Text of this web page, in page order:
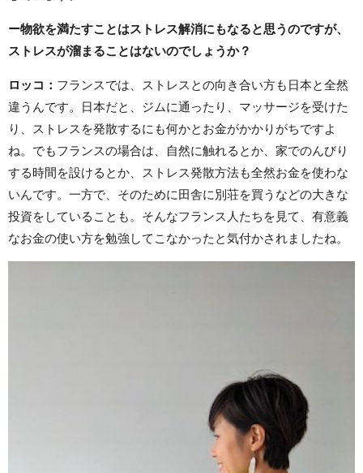
ー物欲を満たすことはストレス解消にもなると思うのですが、
ストレスが溜まることはないのでしょうか？
ロッコ ： フランスでは、ストレスとの向き合い方も日本と全然
違うんです。日本だと、ジムに通ったり、マッサージを受けた
り、ストレスを発散するにも何かとお金がかかりがちですよ
ね。でもフランスの場合は、自然に触れるとか、家でのんびり
する時間を設けるとか、ストレス発散方法も全然お金を使わな
いんです。一方で、そのために田舎に別荘を買うなどの大きな
投資をしていることも。そんなフランス人たちを見て、有意義
なお金の使い方を勉強してこなかったと気付かされましたね。